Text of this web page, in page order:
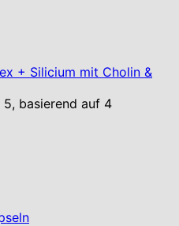
+ Silicium mit Cholin &
5, basierend auf 4